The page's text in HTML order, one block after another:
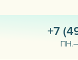
+7